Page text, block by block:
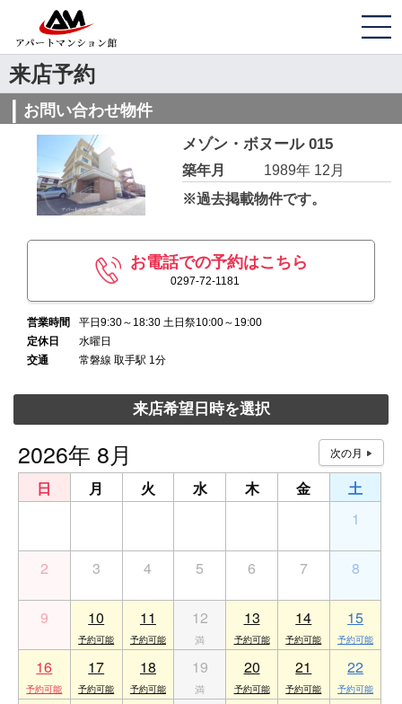
来店予約
お問い合わせ物件
メゾン・ボヌール 015
築年月
1989年 12月
※過去掲載物件です。
お電話での予約はこちら
0297-72-1181
営業時間
平日9:30～18:30 土日祭10:00～19:00
定休日
水曜日
交通
常磐線 取手駅 1分
来店希望日時を選択
2026年 8月
日 月 火 水 木 金
土
1
2 3 4 5 6 7 8
9 10 11 12 13 14 15
16 17 18 19 20 21 22